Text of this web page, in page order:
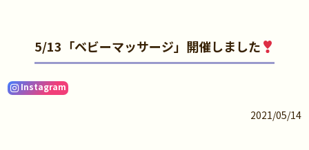
5/13「ベビーマッサージ」開催しました
Instagram
2021/05/14